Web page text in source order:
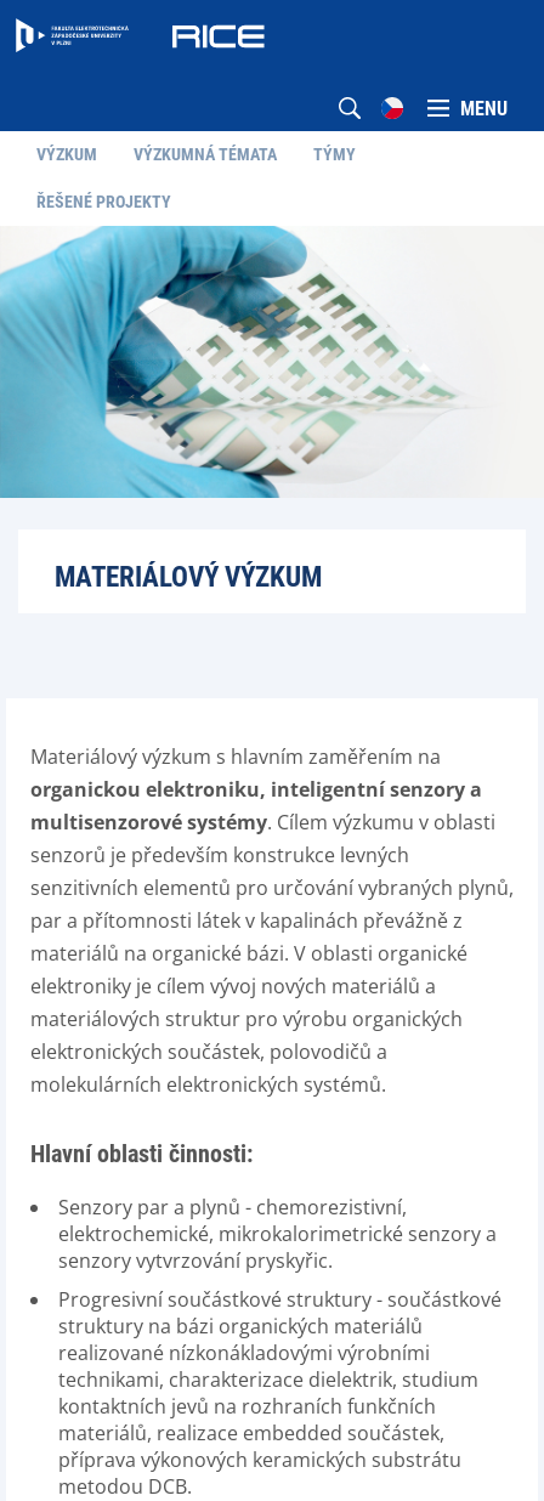
MENU
VÝZKUM VÝZKUMNÁ TÉMATA TÝMY
ŘEŠENÉ PROJEKTY
MATERIÁLOVÝ VÝZKUM
Materiálový výzkum s hlavním zaměřením na
organickou elektroniku, inteligentní senzory a
multisenzorové systémy. Cílem výzkumu v oblasti
senzorů je především konstrukce levných
senzitivních elementů pro určování vybraných plynů,
par a přítomnosti látek v kapalinách převážně z
materiálů na organické bázi. V oblasti organické
elektroniky je cílem vývoj nových materiálů a
materiálových struktur pro výrobu organických
elektronických součástek, polovodičů a
molekulárních elektronických systémů.
Hlavní oblasti činnosti:
Senzory par a plynů - chemorezistivní,
elektrochemické, mikrokalorimetrické senzory a
senzory vytvrzování pryskyřic.
Progresivní součástkové struktury - součástkové
struktury na bázi organických materiálů
realizované nízkonákladovými výrobními
technikami, charakterizace dielektrik, studium
kontaktních jevů na rozhraních funkčních
materiálů, realizace embedded součástek,
příprava výkonových keramických substrátu
metodou DCB.